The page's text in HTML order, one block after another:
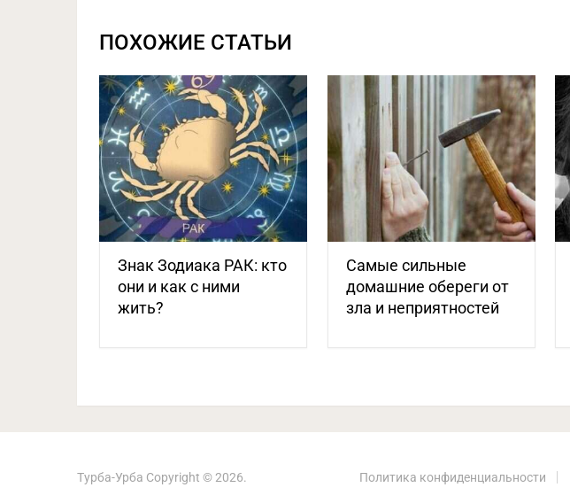
ПОХОЖИЕ СТАТЬИ
Знак Зодиака РАК: кто
они и как с ними
жить?
Самые сильные
домашние обереги от
зла и неприятностей
Турба-Урба Copyright © 2026. Политика конфиденциальности